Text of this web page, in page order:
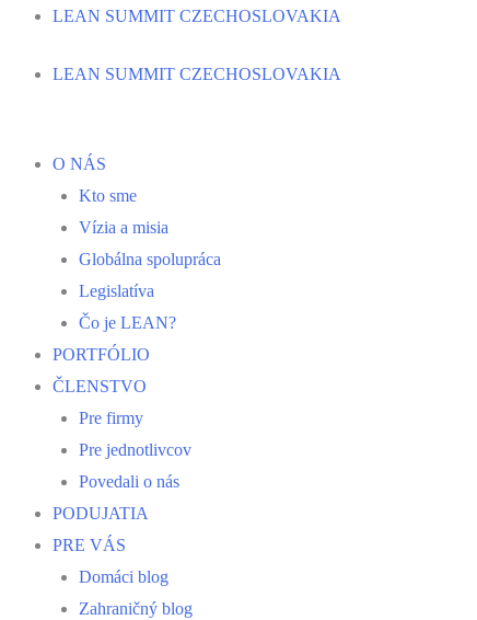
Preskočiť
obsah
LEAN SUMMIT CZECHOSLOVAKIA
LEAN SUMMIT CZECHOSLOVAKIA
O NÁS
Kto sme
Vízia a misia
Globálna spolupráca
Legislatíva
Čo je LEAN?
PORTFÓLIO
ČLENSTVO
Pre firmy
Pre jednotlivcov
Povedali o nás
PODUJATIA
PRE VÁS
Domáci blog
Zahraničný blog